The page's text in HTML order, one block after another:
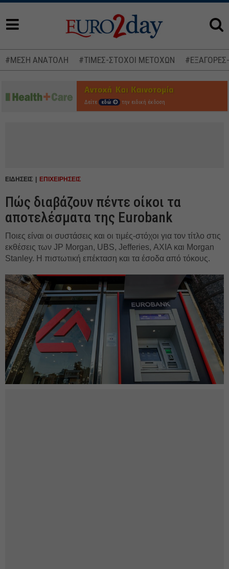
#ΜΕΣΗ ΑΝΑΤΟΛΗ #ΤΙΜΕΣ-ΣΤΟΧΟΙ ΜΕΤΟΧΩΝ
Δείτε εδώ την ειδική έκδοση
ΕΙΔΗΣΕΙΣ ΕΠΙΧΕΙΡΗΣΕΙΣ
Πώς διαβάζουν πέντε οίκοι τα
αποτελέσματα της Eurobank
Ποιες είναι οι συστάσεις και οι τιμές-στόχοι για τον τίτλο στις
εκθέσεις των JP Morgan, UBS, Jefferies, ΑΧΙΑ και Morgan
Stanley. Η πιστωτική επέκταση και τα έσοδα από τόκους.